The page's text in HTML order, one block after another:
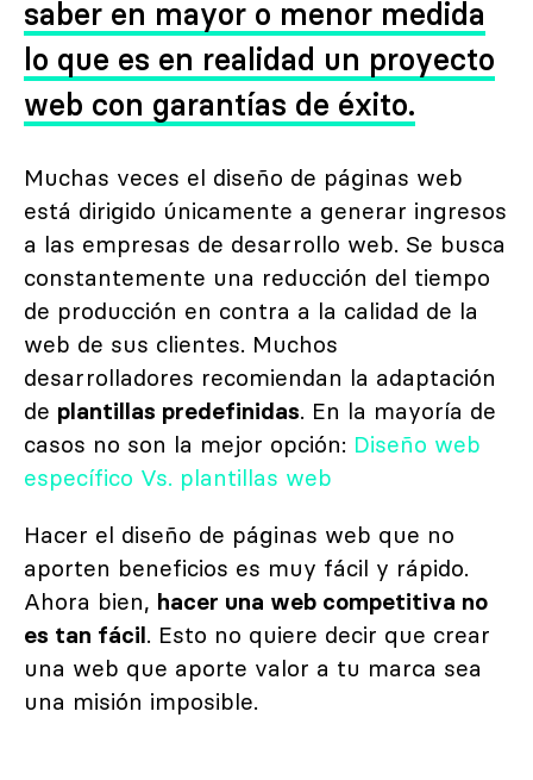
saber en mayor o menor medida
lo que es en realidad un proyecto
web con garantías de éxito.
Muchas veces el diseño de páginas web
está dirigido únicamente a generar ingresos
a las empresas de desarrollo web. Se busca
constantemente una reducción del tiempo
de producción en contra a la calidad de la
web de sus clientes. Muchos
desarrolladores recomiendan la adaptación
de plantillas predefinidas. En la mayoría de
casos no son la mejor opción: Diseño web
específico Vs. plantillas web
Hacer el diseño de páginas web que no
aporten beneficios es muy fácil y rápido.
Ahora bien, hacer una web competitiva no
es tan fácil . Esto no quiere decir que crear
una web que aporte valor a tu marca sea
una misión imposible.